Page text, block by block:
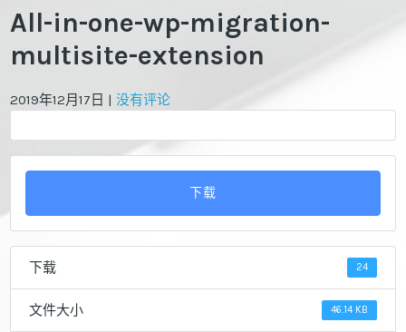
All-in-one-wp-migration-
multisite-extension
2019年12月17日 |没有评论
下载
下载 24
文件大小 46.14 KB